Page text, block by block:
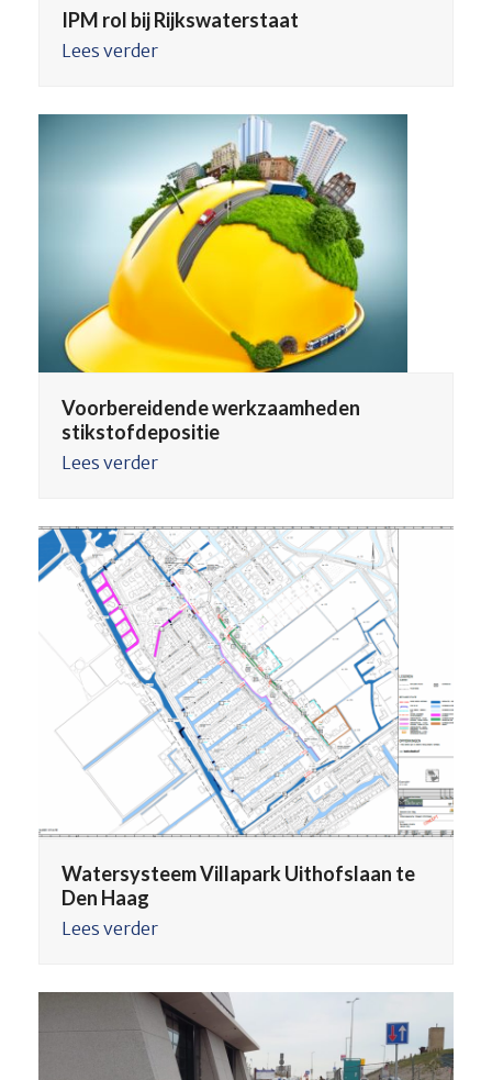
IPM rol bij Rijkswaterstaat
Lees verder
Voorbereidende werkzaamheden
stikstofdepositie
Lees verder
Watersysteem Villapark Uithofslaan te
Den Haag
Lees verder